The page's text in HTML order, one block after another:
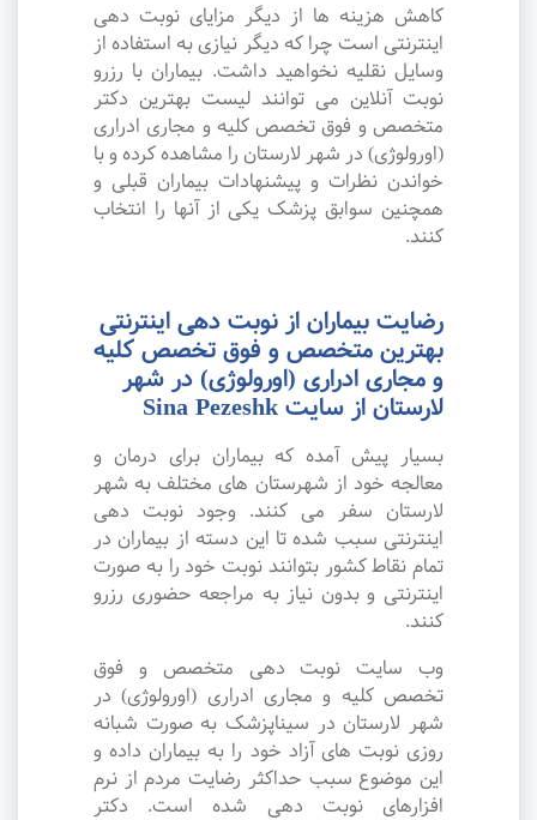
کاهش هزینه ها از دیگر مزایای نوبت دهی
اینترنتی است چرا که دیگر نیازی به استفاده از
وسایل نقلیه نخواهید داشت. بیماران با رزرو
نوبت آنلاین می توانند لیست بهترین دکتر
متخصص و فوق تخصص کلیه و مجاری ادراری
(اورولوژی) در شهر لارستان را مشاهده کرده و با
خواندن نظرات و پیشنهادات بیماران قبلی و
همچنین سوابق پزشک یکی از آنها را انتخاب
کنند.
رضایت بیماران از نوبت دهی اینترنتی
بهترین متخصص و فوق تخصص کلیه
و مجاری ادراری (اورولوژی) در شهر
لارستان از سایت Sina Pezeshk
بسیار پیش آمده که بیماران برای درمان و
معالجه خود از شهرستان های مختلف به شهر
لارستان سفر می کنند. وجود نوبت دهی
اینترنتی سبب شده تا این دسته از بیماران در
تمام نقاط کشور بتوانند نوبت خود را به صورت
اینترنتی و بدون نیاز به مراجعه حضوری رزرو
کنند.
وب سایت نوبت دهی متخصص و فوق
تخصص کلیه و مجاری ادراری (اورولوژی) در
شهر لارستان در سیناپزشک به صورت شبانه
روزی نوبت های آزاد خود را به بیماران داده و
این موضوع سبب حداکثر رضایت مردم از نرم
افزارهای نوبت دهی شده است. دکتر